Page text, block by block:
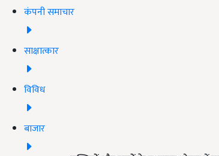
कंपनी समाचार
साक्षात्कार
विविध
बाजार